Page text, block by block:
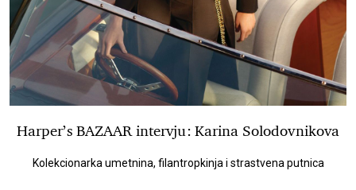
Harper’s BAZAAR intervju: Karina Solodovnikova
Kolekcionarka umetnina, filantropkinja i strastvena putnica